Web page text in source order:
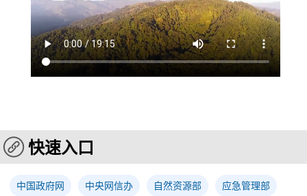
快速入口
中国政府网 中央网信办 自然资源部 应急管理部